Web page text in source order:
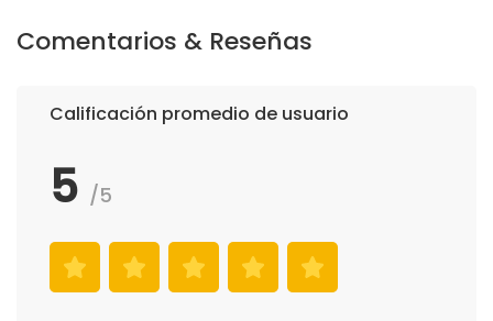
Comentarios & Reseñas
Calificación promedio de usuario
5 /5